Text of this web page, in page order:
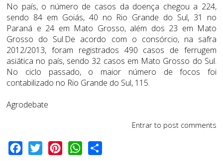
No país, o número de casos da doença chegou a 224,
sendo 84 em Goiás, 40 no Rio Grande do Sul, 31 no
Paraná e 24 em Mato Grosso, além dos 23 em Mato
Grosso do Sul.De acordo com o consórcio, na safra
2012/2013, foram registrados 490 casos de ferrugem
asiática no país, sendo 32 casos em Mato Grosso do Sul.
No ciclo passado, o maior número de focos foi
contabilizado no Rio Grande do Sul, 115.
Agrodebate
Entrar to post comments
Facebook
Twitter PinterestWhatsApp